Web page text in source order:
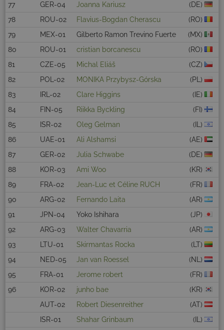
77
GER-04 Joanna Kariusz
(DE)
78
ROU-02 Flavius-Bogdan Cherascu
(RO)
79
MEX-01 Gilberto Ramon Trevino Fuerte
(MX)
80
ROU-01 cristian borcanescu
(RO)
81
CZE-05 Michal Eliáš
(CZ)
82
POL-02 MONIKA Przybysz-Górska
(PL)
83
IRL-02 Clare Higgins
(IE)
84
FIN-05 Riikka Byckling
(FI)
85
ISR-02 Oleg Gelman
(IL)
86
UAE-01 Ali Alshamsi
(AE)
87
GER-02 Julia Schwabe
(DE)
88
KOR-03 Ami Woo
(KR)
89
FRA-02 Jean-Luc et Céline RUCH
(FR)
90
ARG-02 Fernando Laita
(AR)
91
JPN-04 Yoko Ishihara
(JP)
92
ARG-03 Walter Chavarria
(AR)
93
LTU-01 Skirmantas Rocka
(LT)
94
NED-05 Jan van Roessel
(NL)
95
FRA-01 Jerome robert
(FR)
96
KOR-02 junho bae
(KR)
AUT-02
Robert Diesenreither
(AT)
ISR-01
Shahar Grinbaum
(IL)